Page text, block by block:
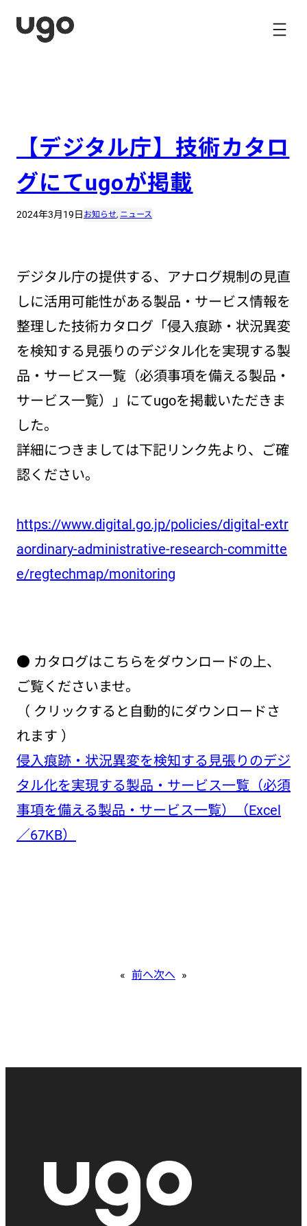
【デジタル庁】技術カタロ
グにてugoが掲載
2024年3月19日 お知らせ, ニュース
デジタル庁の提供する、アナログ規制の見直
しに活用可能性がある製品・サービス情報を
整理した技術カタログ「侵入痕跡・状況異変
を検知する見張りのデジタル化を実現する製
品・サービス一覧（必須事項を備える製品・
サービス一覧）」にてugoを掲載いただきま
した。
詳細につきましては下記リンク先より、ご確
認ください。
https://www.digital.go.jp/policies/digital-extr
aordinary-administrative-research-committe
e/regtechmap/monitoring
● カタログはこちらをダウンロードの上、
ご覧くださいませ。
（ クリックすると自動的にダウンロードさ
れます ）
侵入痕跡・状況異変を検知する見張りのデジ
タル化を実現する製品・サービス一覧（必須
事項を備える製品・サービス一覧）（Excel
／67KB）
« 前へ次へ »